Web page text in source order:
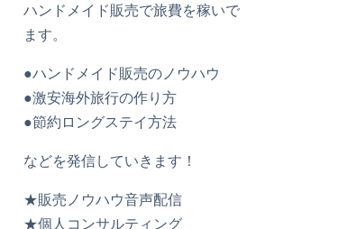
ハンドメイド販売で旅費を稼いで
ます。
●ハンドメイド販売のノウハウ
●激安海外旅行の作り方
●節約ロングステイ方法
などを発信していきます！
★販売ノウハウ音声配信
★個人コンサルティング